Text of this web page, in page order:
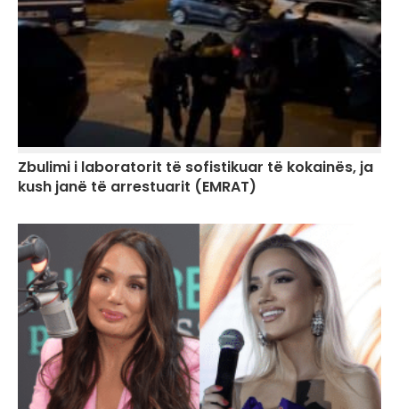
Zbulimi i laboratorit të sofistikuar të kokainës, ja
kush janë të arrestuarit (EMRAT)